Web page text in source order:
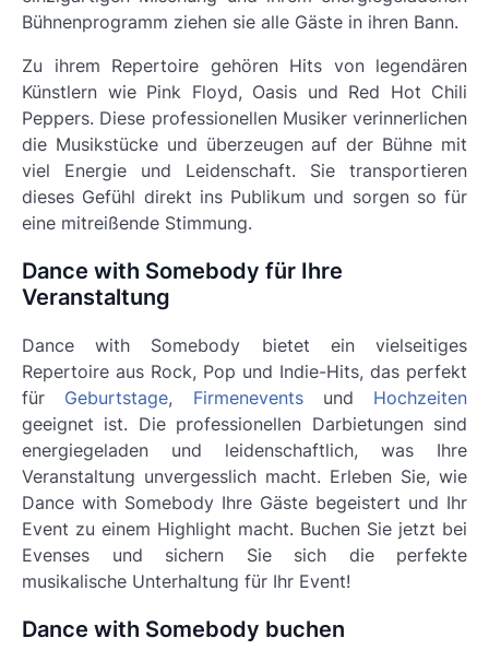
Bühnenprogramm ziehen sie alle Gäste in ihren Bann.
Zu ihrem Repertoire gehören Hits von legendären
Künstlern wie Pink Floyd, Oasis und Red Hot Chili
Peppers. Diese professionellen Musiker verinnerlichen
die Musikstücke und überzeugen auf der Bühne mit
viel Energie und Leidenschaft. Sie transportieren
dieses Gefühl direkt ins Publikum und sorgen so für
eine mitreißende Stimmung.
Dance with Somebody für Ihre
Veranstaltung
Dance with Somebody bietet ein vielseitiges
Repertoire aus Rock, Pop und Indie-Hits, das perfekt
für Geburtstage, Firmeneventsund Hochzeiten
geeignet ist. Die professionellen Darbietungen sind
energiegeladen und leidenschaftlich, was Ihre
Veranstaltung unvergesslich macht. Erleben Sie, wie
Dance with Somebody Ihre Gäste begeistert und Ihr
Event zu einem Highlight macht. Buchen Sie jetzt bei
Evenses und sichern Sie sich die perfekte
musikalische Unterhaltung für Ihr Event!
Dance with Somebody buchen